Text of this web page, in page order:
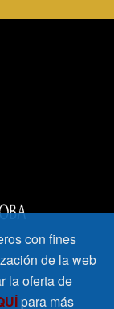
con fines
de la web
la oferta de
para más